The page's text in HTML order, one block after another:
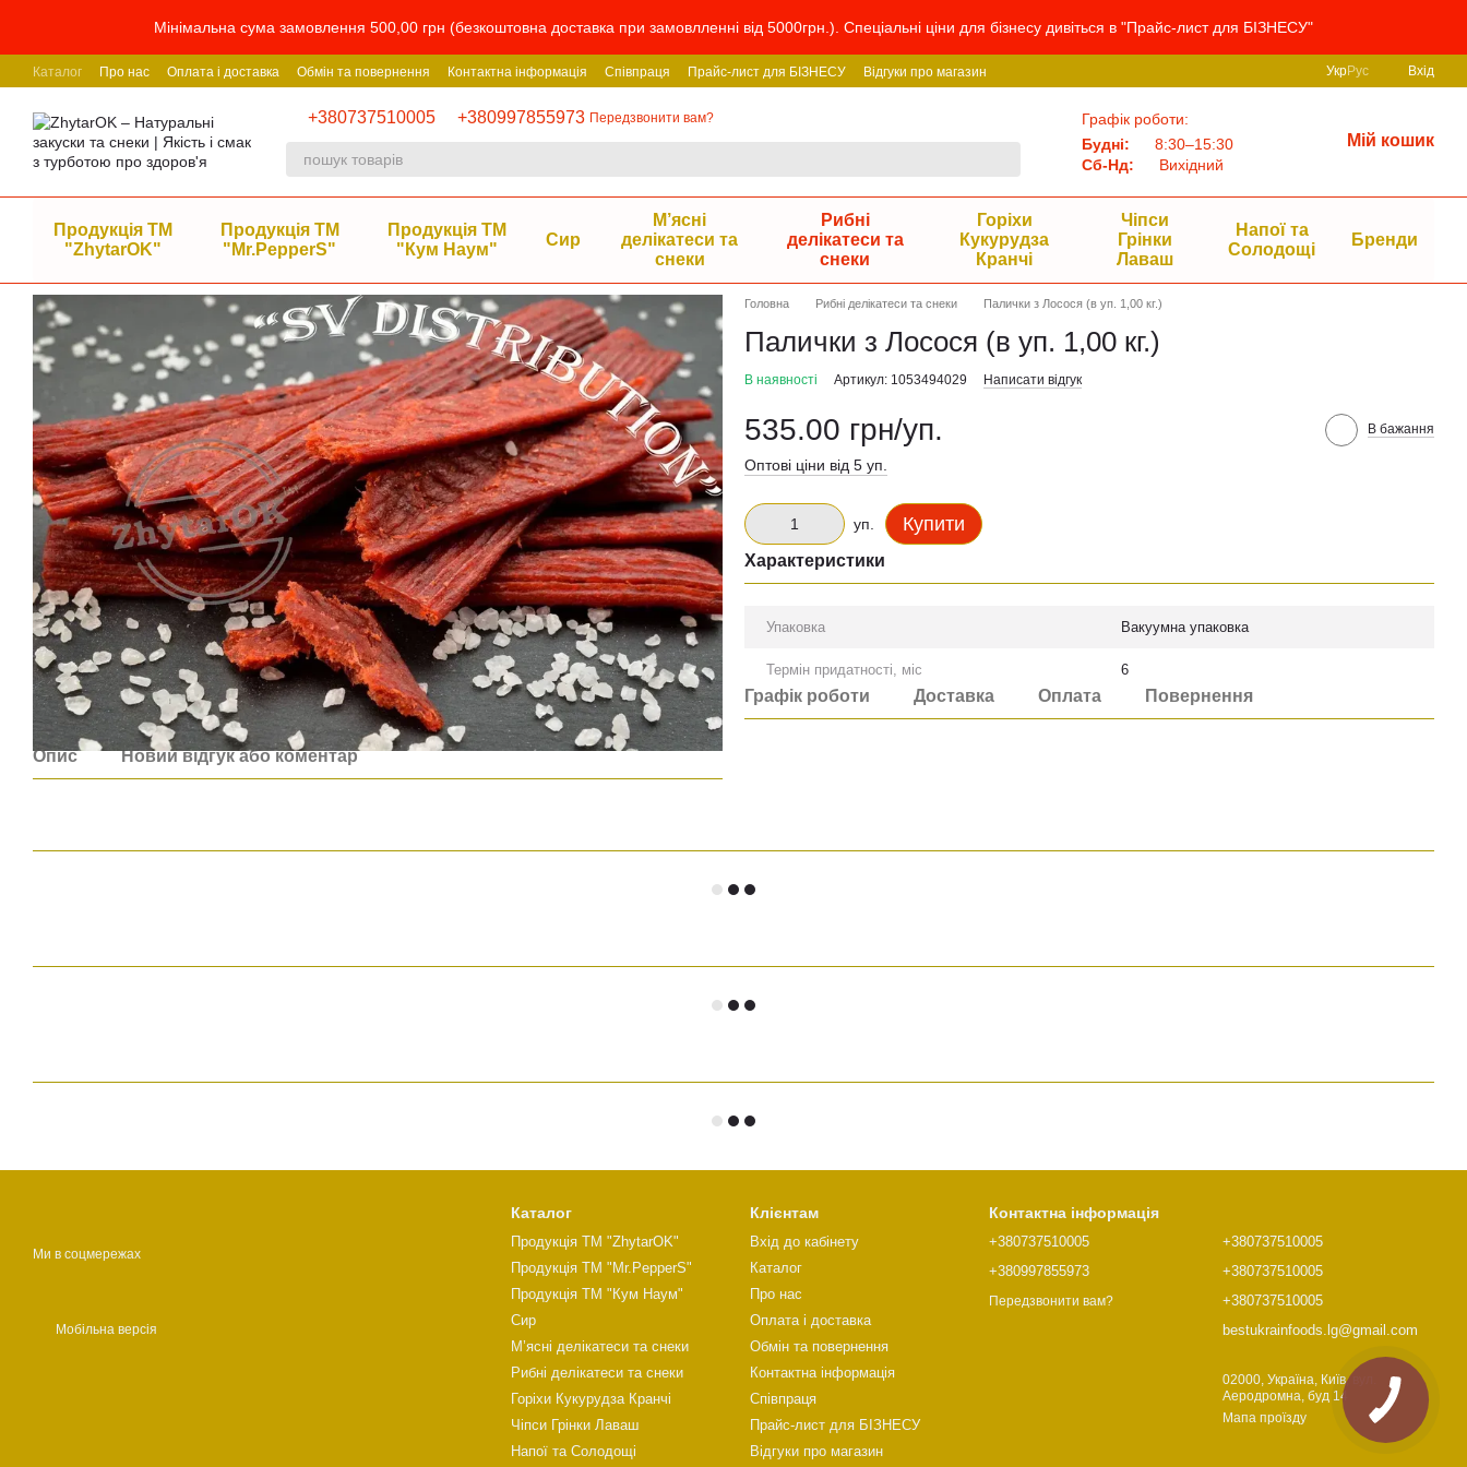
Мінімальна сума замовлення 500,00 грн (безкоштовна доставка при замовлленні від 5000грн.). Спеціальні ціни для бізнесу дивіться в "Прайс-лист для БІЗНЕСУ"
Каталог Про нас Оплата і доставка Обмін та повернення Контактна інформація Співпраця Прайс-лист для БІЗНЕСУ Відгуки про магазин УкрРус Вхід
+380737510005 +380997855973 Передзвонити вам?
Графік роботи:
Будні:
8:30–15:30
Сб-Нд:
Вихідний
Мій кошик
Продукція ТМ
"ZhytarOK"
Продукція ТМ
"Mr.PepperS"
Продукція ТМ
"Кум Наум"
Сир
М’ясні
делікатеси та
снеки
Рибні
делікатеси та
снеки
Горіхи
Кукурудза
Кранчі
Чіпси
Грінки
Лаваш
Напої та
Солодощі
Бренди
Опис Новий відгук або коментар
Головна Рибні делікатеси та снеки Палички з Лосося (в уп. 1,00 кг.)
Палички з Лосося (в уп. 1,00 кг.)
В наявності Артикул: 1053494029 Написати відгук
535.00 грн/уп. В бажання
Оптові ціни від 5 уп.
уп. Купити
Характеристики
Упаковка Вакуумна упаковка
Термін придатності, міс 6
Графік роботи Доставка Оплата Повернення
Ми в соцмережах
Мобільна версія
Каталог
Продукція ТМ "ZhytarOK"
Продукція ТМ "Mr.PepperS"
Продукція ТМ "Кум Наум"
Сир
М’ясні делікатеси та снеки
Рибні делікатеси та снеки
Горіхи Кукурудза Кранчі
Чіпси Грінки Лаваш
Напої та Солодощі
Клієнтам
Вхід до кабінету
Каталог
Про нас
Оплата і доставка
Обмін та повернення
Контактна інформація
Співпраця
Прайс-лист для БІЗНЕСУ
Відгуки про магазин
Контактна інформація
+380737510005
+380997855973
Передзвонити вам?
+380737510005
+380737510005
+380737510005
bestukrainfoods.lg@gmail.com
02000, Україна, Київ, вул.
Аеродромна, буд 14
Мапа проїзду